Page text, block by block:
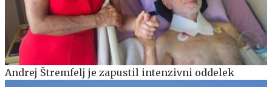
Andrej Štremfelj je zapustil intenzivni oddelek